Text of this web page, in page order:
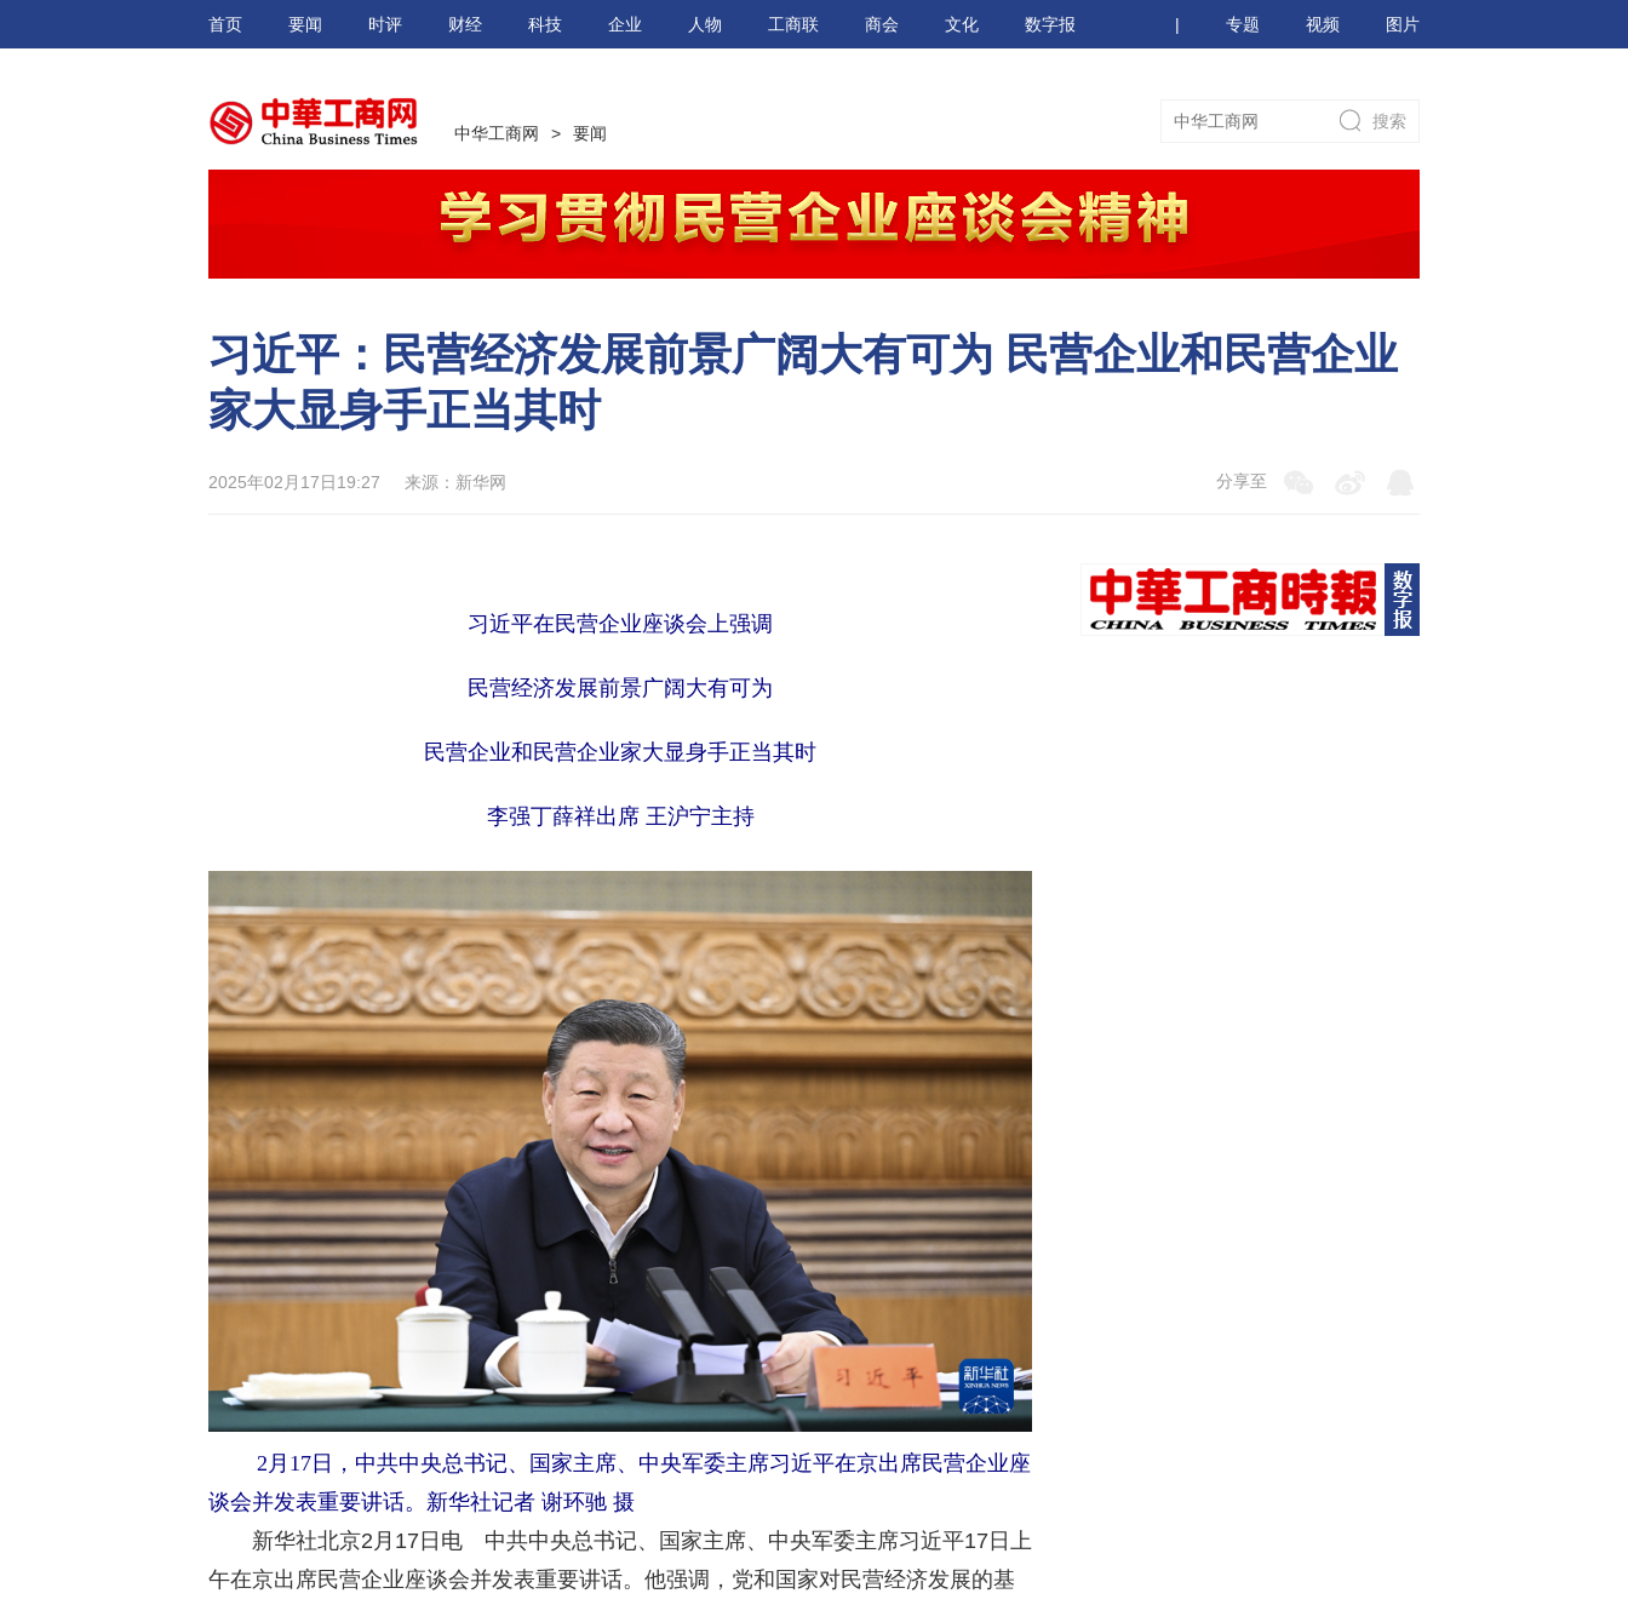
首页 要闻 时评 财经 科技 企业 人物 工商联 商会 文化 数字报 | 专题 视频 图片
中华工商网 > 要闻
习近平：民营经济发展前景广阔大有可为 民营企业和民营企业
家大显身手正当其时
2025年02月17日19:27 来源：新华网 分享至
习近平在民营企业座谈会上强调
民营经济发展前景广阔大有可为
民营企业和民营企业家大显身手正当其时
李强丁薛祥出席 王沪宁主持
2月17日，中共中央总书记、国家主席、中央军委主席习近平在京出席民营企业座
谈会并发表重要讲话。新华社记者 谢环驰 摄
新华社北京2月17日电 中共中央总书记、国家主席、中央军委主席习近平17日上
午在京出席民营企业座谈会并发表重要讲话。他强调，党和国家对民营经济发展的基